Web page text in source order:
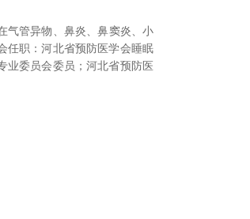
气管异物、鼻炎、鼻窦炎、小
任职：河北省预防医学会睡眠
业委员会委员；河北省预防医